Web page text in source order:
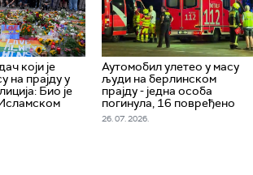
који је
на прајду у
Био је
Аутомобил улетео у масу
људи на берлинском
прајду - једна особа
погинула, 16 повређено
26. 07. 2026.